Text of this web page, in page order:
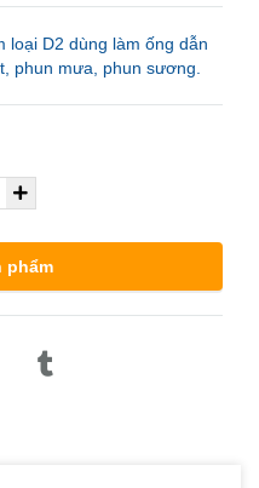
loại D2 dùng làm ống dẫn
phun mưa, phun sương.
phẩm